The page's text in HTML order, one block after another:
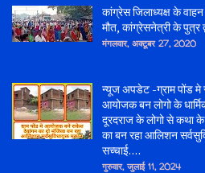
कांग्रेस जिलाध्यक्ष के
मौत, कांग्रेसनेत्री के पुत्र
मंगलवार, अक्टूबर 27, 2020
न्यूज अपडेट -ग्राम पोंड मे
आयोजक बन लोगो के
दूरदराज के लोगो से कथा
का बन रहा आलिशन
सच्चाई....
गुरुवार, जुलाई 11, 2024